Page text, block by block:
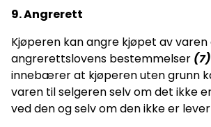
9. Angrerett
Kjøperen kan angre kjøpet av
angrerettslovens bestemmelser (7)
innebærer at kjøperen uten grunn
varen til selgeren selv om det ikke
ved den og selv om den ikke er